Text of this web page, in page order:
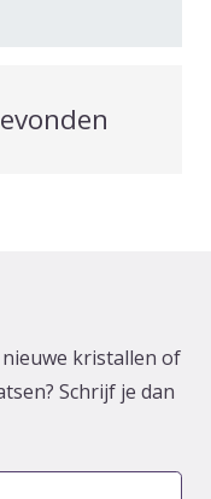
kristallen of
Schrijf je dan